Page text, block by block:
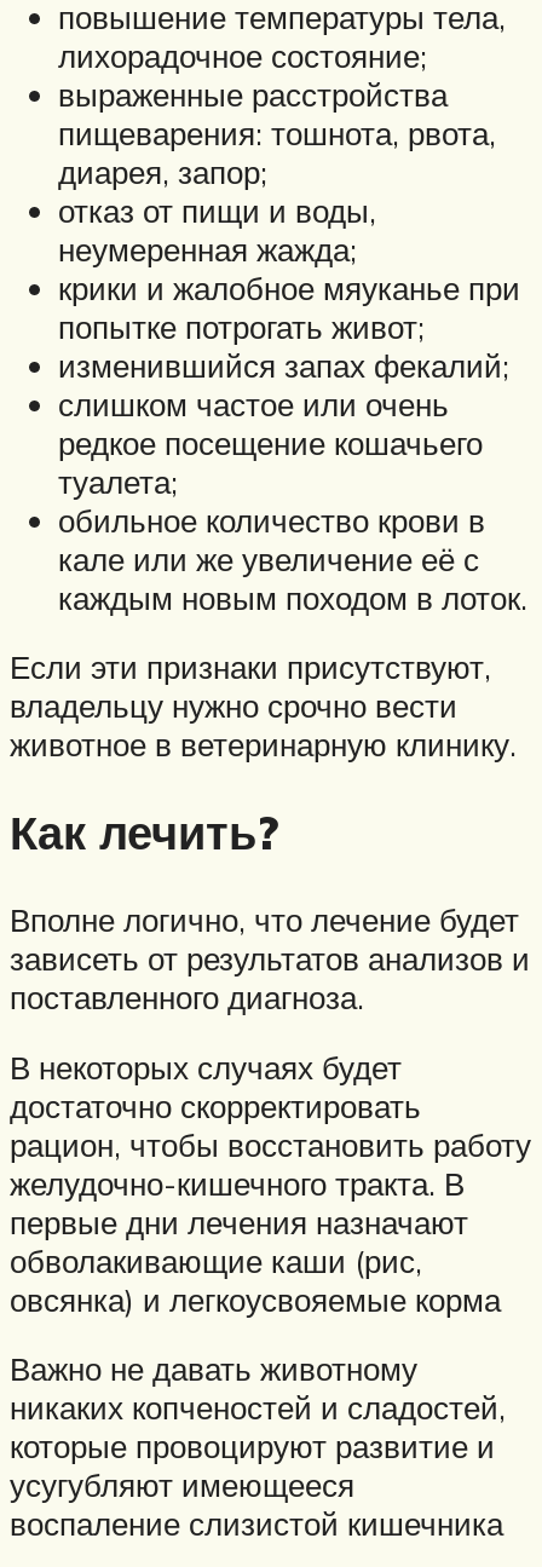
повышение температуры тела,
лихорадочное состояние;
выраженные расстройства
пищеварения: тошнота, рвота,
диарея, запор;
отказ от пищи и воды,
неумеренная жажда;
крики и жалобное мяуканье при
попытке потрогать живот;
изменившийся запах фекалий;
слишком частое или очень
редкое посещение кошачьего
туалета;
обильное количество крови в
кале или же увеличение её с
каждым новым походом в лоток.
Если эти признаки присутствуют,
владельцу нужно срочно вести
животное в ветеринарную клинику.
Как лечить?
Вполне логично, что лечение будет
зависеть от результатов анализов и
поставленного диагноза.
В некоторых случаях будет
достаточно скорректировать
рацион, чтобы восстановить работу
желудочно-кишечного тракта. В
первые дни лечения назначают
обволакивающие каши (рис,
овсянка) и легкоусвояемые корма
Важно не давать животному
никаких копченостей и сладостей,
которые провоцируют развитие и
усугубляют имеющееся
воспаление слизистой кишечника